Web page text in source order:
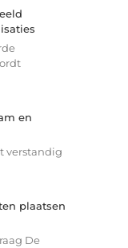
en
verstandig
plaatsen
De